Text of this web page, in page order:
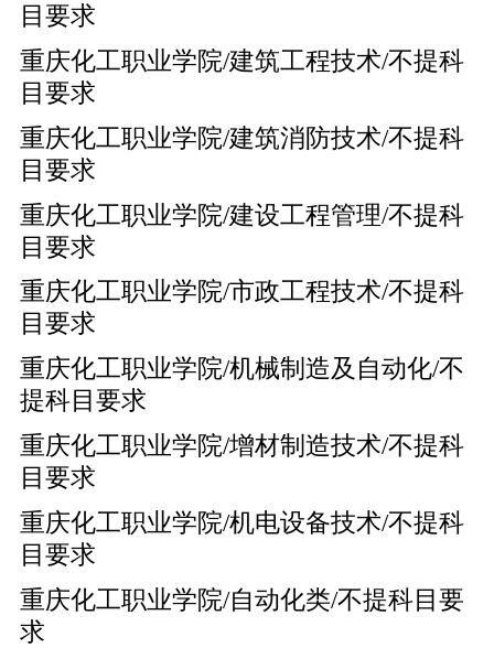
目要求
重庆化工职业学院/建筑工程技术/不提科
目要求
重庆化工职业学院/建筑消防技术/不提科
目要求
重庆化工职业学院/建设工程管理/不提科
目要求
重庆化工职业学院/市政工程技术/不提科
目要求
重庆化工职业学院/机械制造及自动化/不
提科目要求
重庆化工职业学院/增材制造技术/不提科
目要求
重庆化工职业学院/机电设备技术/不提科
目要求
重庆化工职业学院/自动化类/不提科目要
求